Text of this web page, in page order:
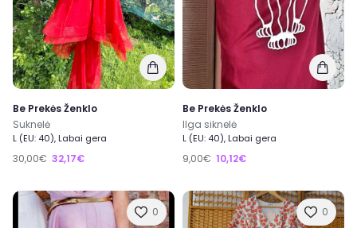
Be Prekės Ženklo
Suknelė
L (EU: 40), Labai gera
30,00€ 32,17€
Be Prekės Ženklo
Ilga siknelė
L (EU: 40), Labai gera
9,00€ 10,12€
0 0